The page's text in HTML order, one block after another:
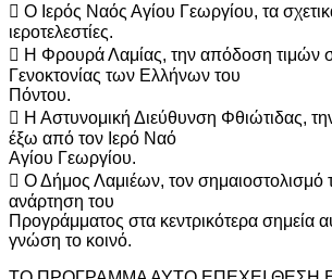
 Ο Ιερός Ναός Αγίου Γεωργίου, τα
ιεροτελεστίες.
 Η Φρουρά Λαμίας, την απόδοση τιμών
Γενοκτονίας των Ελλήνων του
Πόντου.
 Η Αστυνομική Διεύθυνση Φθιώτιδας,
έξω από τον Ιερό Ναό
Αγίου Γεωργίου.
 Ο Δήμος Λαμιέων, τον σημαιοστολισμό
ανάρτηση του
Προγράμματος στα κεντρικότερα σημεία
γνώση το κοινό.